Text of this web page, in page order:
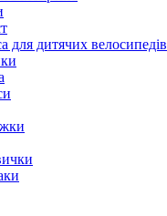
для дитячих велосипедів